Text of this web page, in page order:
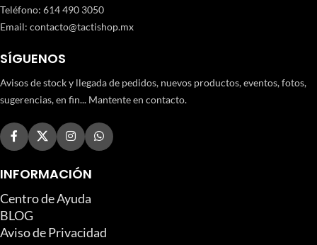
Teléfono: 614 490 3050
Email: contacto@tactishop.mx
SÍGUENOS
Avisos de stock y llegada de pedidos, nuevos productos, eventos, fotos,
sugerencias, en fin... Mantente en contacto.
INFORMACIÓN
Centro de Ayuda
BLOG
Aviso de Privacidad